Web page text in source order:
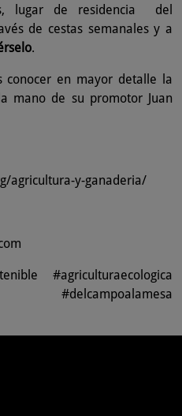
lugar de residencia del
de cestas semanales y a
.
conocer en mayor detalle la
mano de su promotor Juan
agricultura-y-ganaderia/
#agriculturaecologica